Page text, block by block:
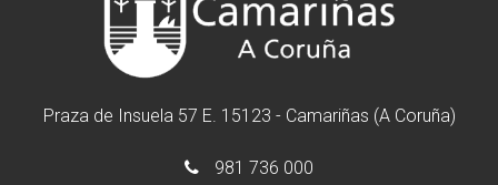
Praza de Insuela 57 E. 15123 - Camariñas (A Coruña)
981 736 000